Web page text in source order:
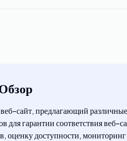
сайт, предлагающий различные
для гарантии соответствия
оценку доступности,